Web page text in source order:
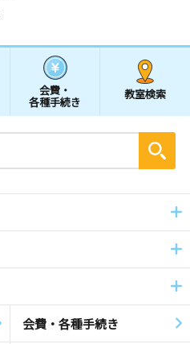
会費・
各種手続き
教室検索
会費・各種手続き